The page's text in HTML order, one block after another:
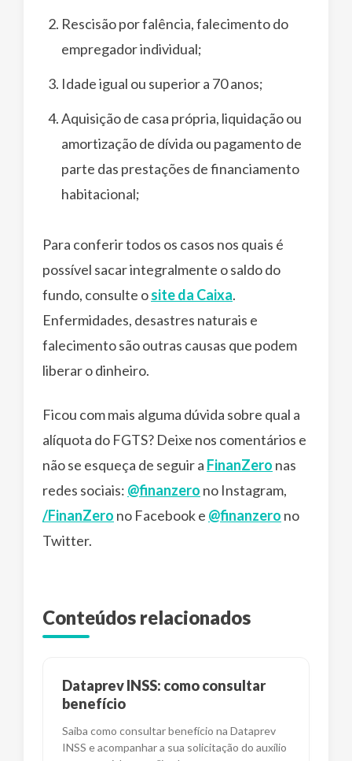
Rescisão por falência, falecimento do
empregador individual;
Idade igual ou superior a 70 anos;
Aquisição de casa própria, liquidação ou
amortização de dívida ou pagamento de
parte das prestações de financiamento
habitacional;
Para conferir todos os casos nos quais é
possível sacar integralmente o saldo do
fundo, consulte osite da Caixa.
Enfermidades, desastres naturais e
falecimento são outras causas que podem
liberar o dinheiro.
Ficou com mais alguma dúvida sobre qual a
alíquota do FGTS? Deixe nos comentários e
não se esqueça de seguir a FinanZero nas
redes sociais: @finanzero no Instagram,
/FinanZero no Facebook e @finanzero no
Twitter.
Conteúdos relacionados
Dataprev INSS: como consultar
benefício
Saiba como consultar benefício na Dataprev
INSS e acompanhar a sua solicitação do auxílio